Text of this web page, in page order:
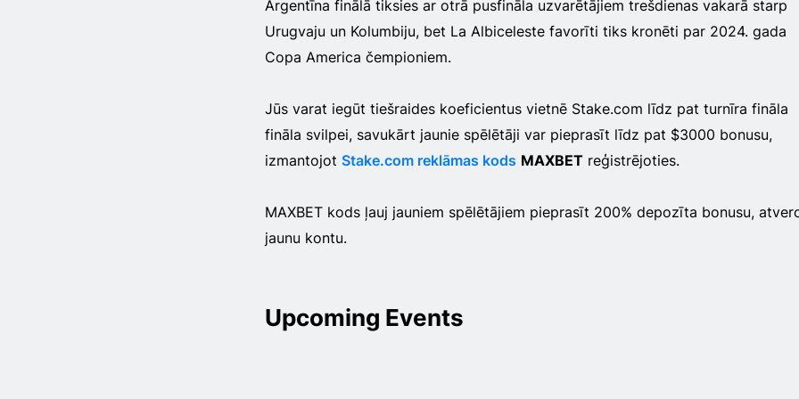
Argentīna finālā tiksies ar otrā pusfināla uzvarētājiem trešdienas vakarā starp
Urugvaju un Kolumbiju, bet La Albiceleste favorīti tiks kronēti par 2024. gada
Copa America čempioniem.
Jūs varat iegūt tiešraides koeficientus vietnē Stake.com līdz pat turnīra fināla
fināla svilpei, savukārt jaunie spēlētāji var pieprasīt līdz pat $3000 bonusu,
izmantojot Stake.com reklāmas kods MAXBETreģistrējoties.
MAXBET kods ļauj jauniem spēlētājiem pieprasīt 200% depozīta bonusu,
jaunu kontu.
Upcoming Events